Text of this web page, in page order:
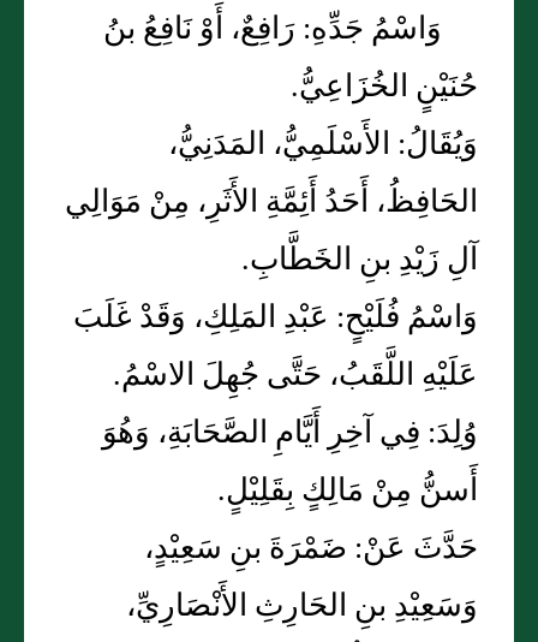
وَاسْمُ جَدِّهِ: رَافِعٌ، أَوْ نَافِعُ بنُ
حُنَيْنٍ الخُزَاعِيُّ.
وَيُقَالُ: الأَسْلَمِيُّ، المَدَنِيُّ،
الحَافِظُ، أَحَدُ أَئِمَّةِ الأَثَرِ، مِنْ مَوَالِي
آلِ زَيْدِ بنِ الخَطَّابِ.
وَاسْمُ فُلَيْحٍ: عَبْدِ المَلِكِ، وَقَدْ غَلَبَ
عَلَيْهِ اللَّقَبُ، حَتَّى جُهِلَ الاسْمُ.
وُلِدَ: فِي آخِرِ أَيَّامِ الصَّحَابَةِ، وَهُوَ
أَسنُّ مِنْ مَالِكٍ بِقَلِيْلٍ.
حَدَّثَ عَنْ: ضَمْرَةَ بنِ سَعِيْدٍ،
وَسَعِيْدِ بنِ الحَارِثِ الأَنْصَارِيِّ،